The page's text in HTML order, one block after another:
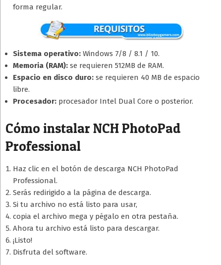
forma regular.
Sistema operativo: Windows 7/8 / 8.1 / 10.
Memoria (RAM): se requieren 512MB de RAM.
Espacio en disco duro: se requieren 40 MB de espacio
libre.
Procesador: procesador Intel Dual Core o posterior.
Cómo instalar NCH PhotoPad
Professional
Haz clic en el botón de descarga NCH PhotoPad
Professional.
Serás redirigido a la página de descarga.
Si tu archivo no está listo para usar,
copia el archivo mega y pégalo en otra pestaña.
Ahora tu archivo está listo para descargar.
¡Listo!
Disfruta del software.